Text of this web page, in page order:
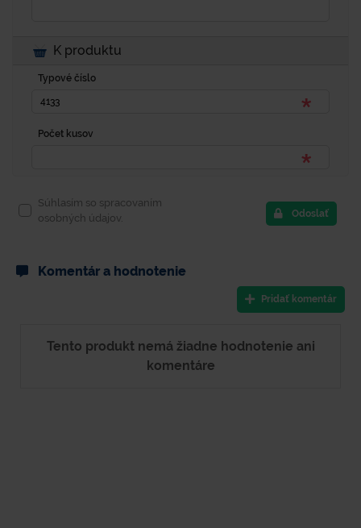
K produktu
Typové číslo
Počet kusov
Súhlasím so spracovaním
osobných údajov.
Odoslať
Komentár a hodnotenie
Pridať komentár
Tento produkt nemá žiadne hodnotenie ani
komentáre